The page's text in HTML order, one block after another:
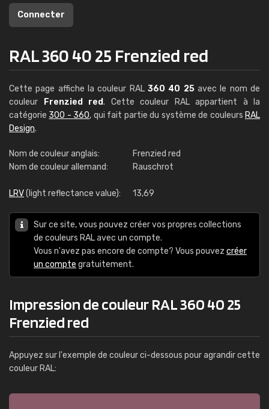
Connecter
RAL 360 40 25 Frenzied red
Cette page affiche la couleur RAL 360 40 25avec le nom de
couleur
Frenzied red. Cette couleur RAL appartient à la
catégorie 300 - 360, qui fait partie du système de couleurs RAL
Design.
Nom de couleur anglais:
Frenzied red
Nom de couleur allemand:
Rauschrot
LRV(light reflectance value): 13,69
Sur ce site, vous pouvez créer vos propres collections
de couleurs RAL avec un compte.
Vous n'avez pas encore de compte? Vous pouvez créer
un compte gratuitement.
Impression de couleur RAL 360 40 25
Frenzied red
Appuyez sur l'exemple de couleur ci-dessous pour agrandir cette
couleur RAL: